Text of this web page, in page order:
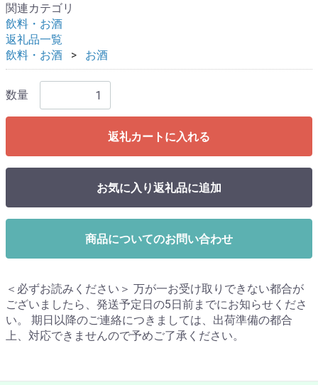
関連カテゴリ
飲料・お酒
返礼品一覧
飲料・お酒
お酒
数量
返礼カートに入れる
お気に入り返礼品に追加
商品についてのお問い合わせ
＜必ずお読みください＞ 万が一お受け取りできない都合が
ございましたら、発送予定日の5日前までにお知らせくださ
い。 期日以降のご連絡につきましては、出荷準備の都合
上、対応できませんので予めご了承ください。